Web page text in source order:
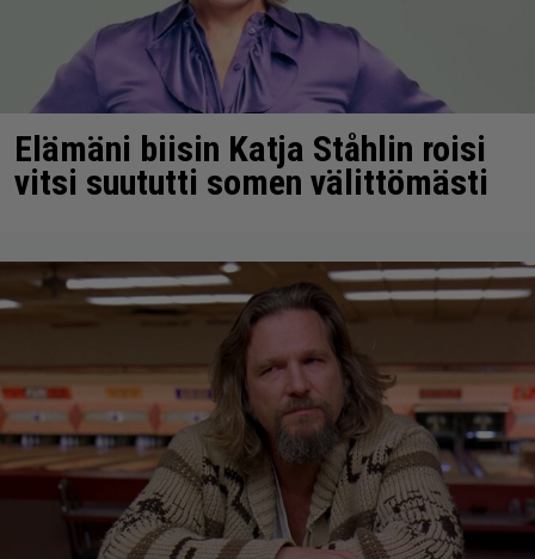
Elämäni biisin Katja Ståhlin roisi
vitsi suututti somen välittömästi